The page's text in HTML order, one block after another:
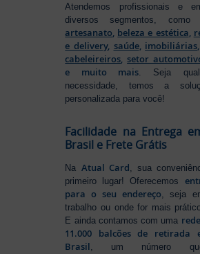
Atendemos profissionais e
diversos segmentos, como
artesanato, beleza e estética,
e delivery, saúde, imobiliárias,
cabeleireiros, setor
e muito mais . Seja
necessidade, temos a
personalizada para você!
Facilidade na Entrega
Brasil e Frete Grátis
Na Atual Card, sua
primeiro lugar! Oferecemos
para o seu endereço, seja
trabalho ou onde for mais
E ainda contamos com uma
11.000 balcões de retirada
Brasil, um número